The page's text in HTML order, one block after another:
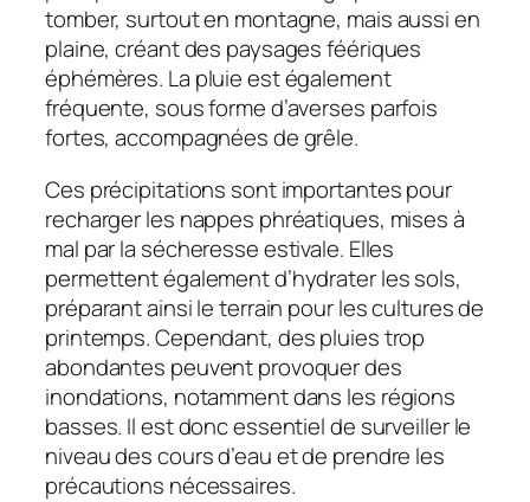
tomber, surtout en montagne, mais aussi en
plaine, créant des paysages féériques
éphémères. La pluie est également
fréquente, sous forme d’averses parfois
fortes, accompagnées de grêle.
Ces précipitations sont importantes pour
recharger les nappes phréatiques, mises à
mal par la sécheresse estivale. Elles
permettent également d’hydrater les sols,
préparant ainsi le terrain pour les cultures de
printemps. Cependant, des pluies trop
abondantes peuvent provoquer des
inondations, notamment dans les régions
basses. Il est donc essentiel de surveiller le
niveau des cours d’eau et de prendre les
précautions nécessaires.